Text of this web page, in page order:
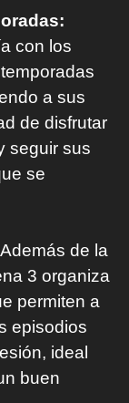
con los
a sus
de disfrutar
seguir sus
se
Además de la
3 organiza
permiten a
episodios
ideal
buen